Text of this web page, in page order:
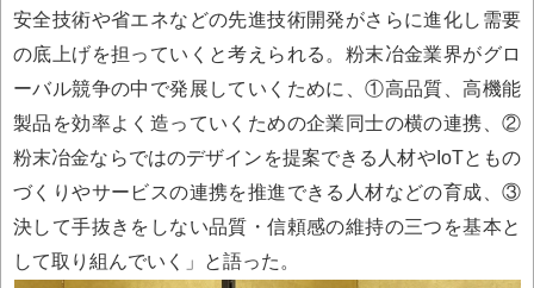
安全技術や省エネなどの先進技術開発がさらに進化し需要
の底上げを担っていくと考えられる。粉末冶金業界がグロ
ーバル競争の中で発展していくために、①高品質、高機能
製品を効率よく造っていくための企業同士の横の連携、②
粉末冶金ならではのデザインを提案できる人材やIoTともの
づくりやサービスの連携を推進できる人材などの育成、③
決して手抜きをしない品質・信頼感の維持の三つを基本と
して取り組んでいく」と語った。